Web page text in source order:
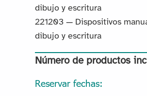
dibujo y escritura
221203 — Dispositivos
dibujo y escritura
Número de productos
Reservar fechas: